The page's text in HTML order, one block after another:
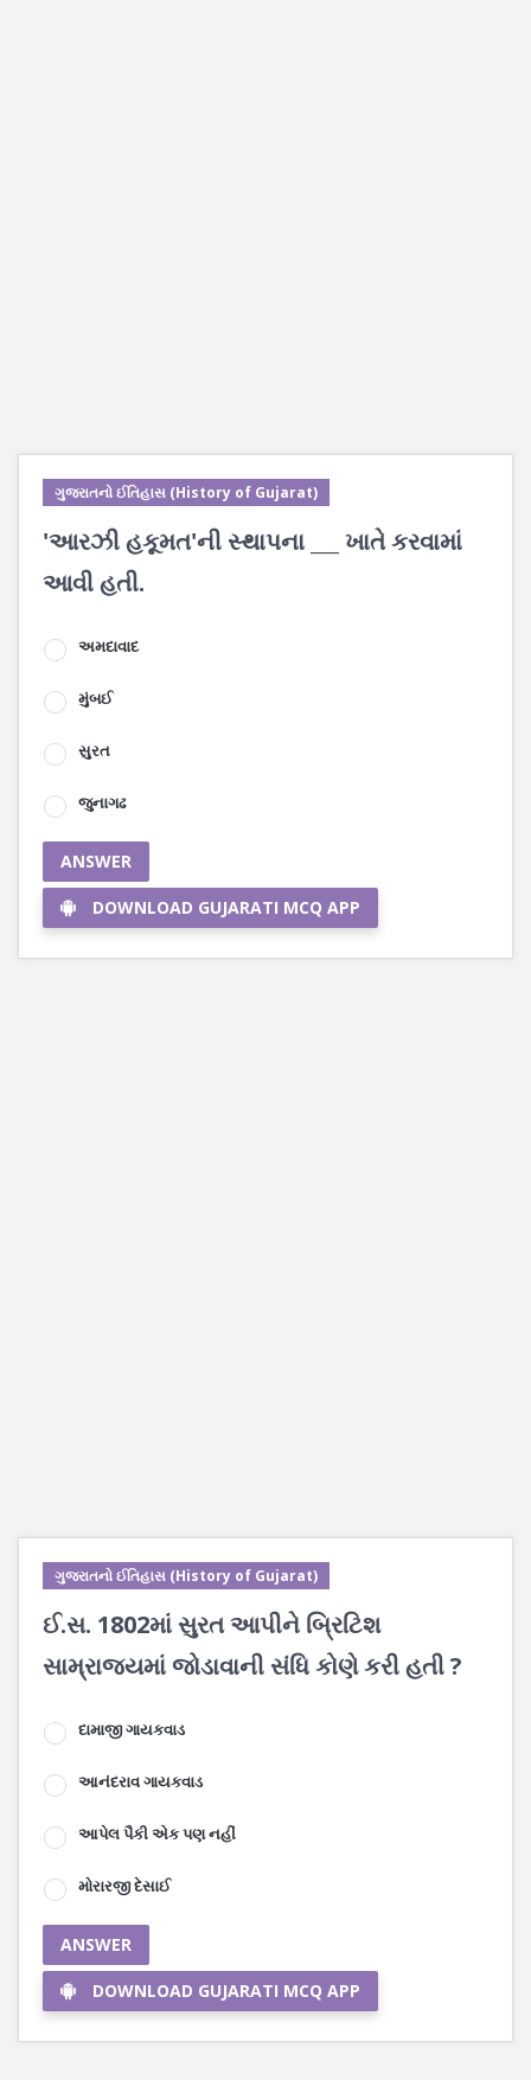
ગુજરાતનો ઈતિહાસ (History of Gujarat)
'આરઝી હકૂમત'ની સ્થાપના ___ ખાતે કરવામાં
આવી હતી.
અમદાવાદ
મુંબઈ
સુરત
જુનાગઢ
ANSWER
DOWNLOAD GUJARATI MCQ APP
ગુજરાતનો ઈતિહાસ (History of Gujarat)
ઈ.‌સ. 1802માં સુરત આપીને બ્રિટિશ
સામ્રાજ્યમાં જોડાવાની સંધિ કોણે કરી હતી ?
દામાજી ગાયકવાડ
આનંદરાવ ગાયકવાડ
આપેલ પૈકી એક પણ નહીં
મોરારજી દેસાઈ
ANSWER
DOWNLOAD GUJARATI MCQ APP